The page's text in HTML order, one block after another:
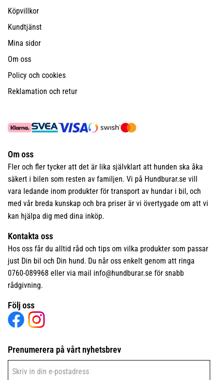
Köpvillkor
Kundtjänst
Mina sidor
Om oss
Policy och cookies
Reklamation och retur
Om oss
Fler och fler tycker att det är lika självklart att hunden ska åka
säkert i bilen som resten av familjen. Vi på Hundburar.se vill
vara ledande inom produkter för transport av hundar i bil, och
med vår breda kunskap och bra priser är vi övertygade om att vi
kan hjälpa dig med dina inköp.
Kontakta oss
Hos oss får du alltid råd och tips om vilka produkter som passar
just Din bil och Din hund. Du når oss enkelt genom att ringa
0760-089968 eller via mail info@hundburar.se för snabb
rådgivning.
Följ oss
Prenumerera på vårt nyhetsbrev